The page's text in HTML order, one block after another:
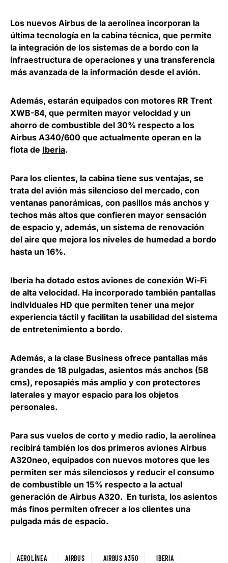
Los nuevos Airbus de la aerolínea incorporan la
última tecnología en la cabina técnica, que permite
la integración de los sistemas de a bordo con la
infraestructura de operaciones y una transferencia
más avanzada de la información desde el avión.
Además, estarán equipados con motores RR Trent
XWB-84, que permiten mayor velocidad y un
ahorro de combustible del 30% respecto a los
Airbus A340/600 que actualmente operan en la
flota de Iberia.
Para los clientes, la cabina tiene sus ventajas, se
trata del avión más silencioso del mercado, con
ventanas panorámicas, con pasillos más anchos y
techos más altos que confieren mayor sensación
de espacio y, además, un sistema de renovación
del aire que mejora los niveles de humedad a bordo
hasta un 16%.
Iberia ha dotado estos aviones de conexión Wi-Fi
de alta velocidad. Ha incorporado también pantallas
individuales HD que permiten tener una mejor
experiencia táctil y facilitan la usabilidad del sistema
de entretenimiento a bordo.
Además, a la clase Business ofrece pantallas más
grandes de 18 pulgadas, asientos más anchos (58
cms), reposapiés más amplio y con protectores
laterales y mayor espacio para los objetos
personales.
Para sus vuelos de corto y medio radio, la aerolínea
recibirá también los dos primeros aviones Airbus
A320neo, equipados con nuevos motores que les
permiten ser más silenciosos y reducir el consumo
de combustible un 15% respecto a la actual
generación de Airbus A320. En turista, los asientos
más finos permiten ofrecer a los clientes una
pulgada más de espacio.
AEROLÍNEA AIRBUS AIRBUS A350 IBERIA